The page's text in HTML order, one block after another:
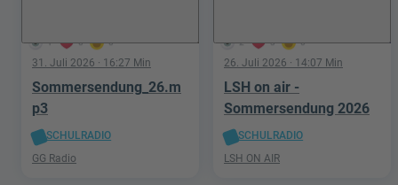
1 0 0
31. Juli 2026 · 16:27 Min
Sommersendung_26.m
p3
SCHULRADIO
GG Radio
2 3 0
26. Juli 2026 · 14:07 Min
LSH on air -
Sommersendung 2026
SCHULRADIO
LSH ON AIR